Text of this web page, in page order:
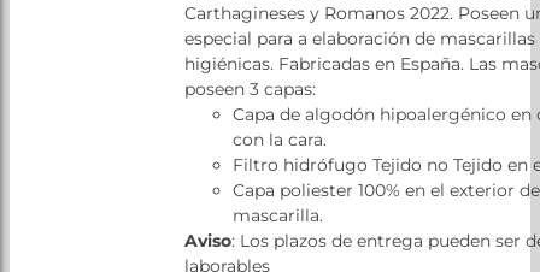
Carthagineses y Romanos 2022. Poseen
especial para a elaboración de mascarillas
higiénicas. Fabricadas en España. Las
poseen 3 capas:
Capa de algodón hipoalergénico en
con la cara.
Filtro hidrófugo Tejido no Tejido en
Capa poliester 100% en el exterior
mascarilla.
Aviso: Los plazos de entrega pueden ser
laborables